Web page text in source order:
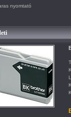
nyomtató